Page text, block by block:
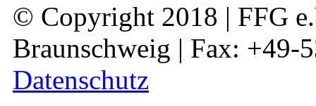
© Copyright 2018 | FFG
Braunschweig | Fax: +49-
Datenschutz